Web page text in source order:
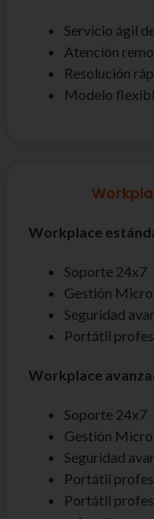
Servicio ágil
Atención
Resolución
Modelo
Workplace
Soporte 24x7
Gestión
Seguridad
Portátil
Workplace
Soporte 24x7
Gestión
Seguridad
Portátil
Portátil